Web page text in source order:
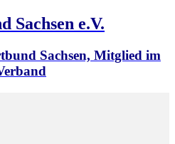
Sachsen e.V.
Sachsen, Mitglied im